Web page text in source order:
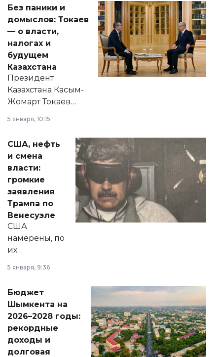
Без паники и
домыслов: Токаев
— о власти,
налогах и
будущем
Казахстана
Президент
Казахстана Касым-
Жомарт Токаев
сразу несколько
актуальных тем —
от слухов о
политических
реформах до
вопросов армии,
экономики и
личного здоровья.
5 января, 10:15
США, нефть
и смена
власти:
громкие
заявления
Трампа по
Венесуэле
США
намерены, по
их
принести
народу
Венесуэлы.
5 января, 9:36
Бюджет
Шымкента на
2026–2028 годы:
рекордные
доходы и
долговая